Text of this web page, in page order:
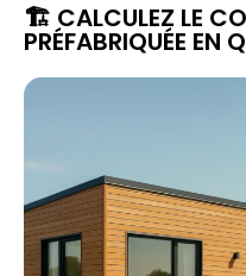
🏗️ CALCULEZ LE
PRÉFABRIQUÉE EN